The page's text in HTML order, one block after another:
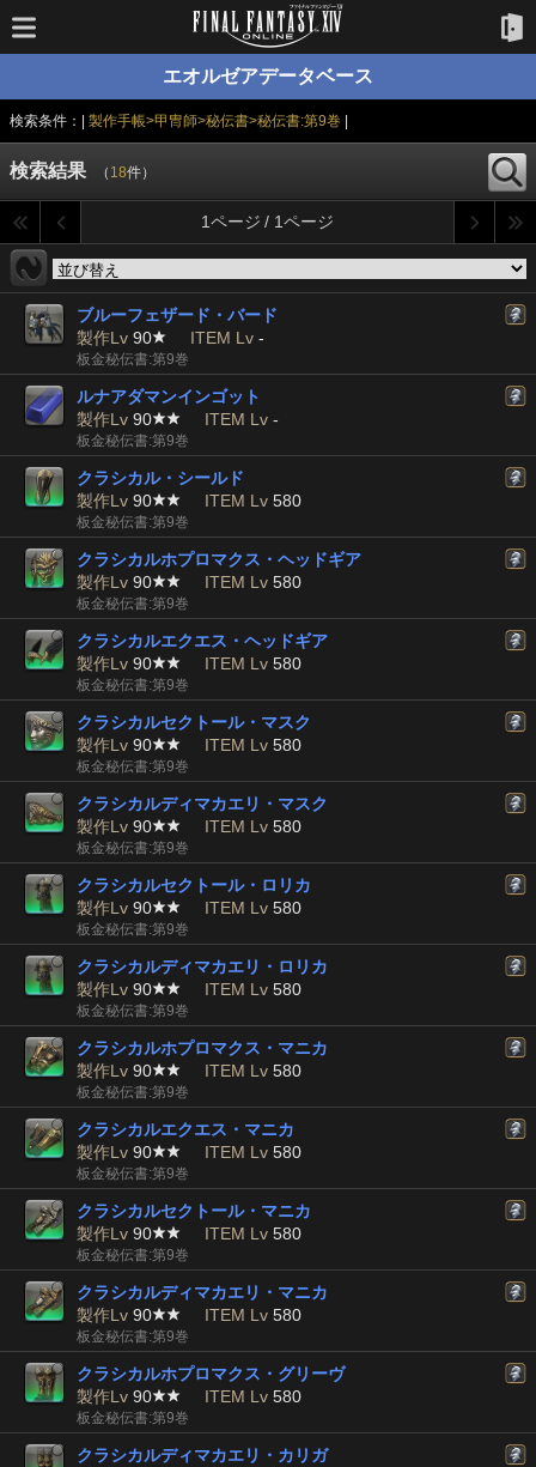
エオルゼアデータベース
検索条件：| 製作手帳>甲冑師>秘伝書>秘伝書:第9巻
検索結果 （ 18件）
1ページ / 1ページ
ブルーフェザード・バード
製作Lv 90 ITEM Lv -
板金秘伝書:第9巻
ルナアダマンインゴット
製作Lv 90 ITEM Lv -
板金秘伝書:第9巻
クラシカル・シールド
製作Lv 90 ITEM Lv 580
板金秘伝書:第9巻
クラシカルホプロマクス・ヘッドギア
製作Lv 90 ITEM Lv 580
板金秘伝書:第9巻
クラシカルエクエス・ヘッドギア
製作Lv 90 ITEM Lv 580
板金秘伝書:第9巻
クラシカルセクトール・マスク
製作Lv 90 ITEM Lv 580
板金秘伝書:第9巻
クラシカルディマカエリ・マスク
製作Lv 90 ITEM Lv 580
板金秘伝書:第9巻
クラシカルセクトール・ロリカ
製作Lv 90 ITEM Lv 580
板金秘伝書:第9巻
クラシカルディマカエリ・ロリカ
製作Lv 90 ITEM Lv 580
板金秘伝書:第9巻
クラシカルホプロマクス・マニカ
製作Lv 90 ITEM Lv 580
板金秘伝書:第9巻
クラシカルエクエス・マニカ
製作Lv 90 ITEM Lv 580
板金秘伝書:第9巻
クラシカルセクトール・マニカ
製作Lv 90 ITEM Lv 580
板金秘伝書:第9巻
クラシカルディマカエリ・マニカ
製作Lv 90 ITEM Lv 580
板金秘伝書:第9巻
クラシカルホプロマクス・グリーヴ
製作Lv 90 ITEM Lv 580
板金秘伝書:第9巻
クラシカルディマカエリ・カリガ